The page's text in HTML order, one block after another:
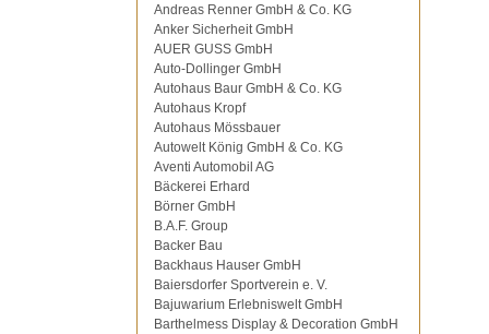
Andreas Renner GmbH & Co. KG
Anker Sicherheit GmbH
AUER GUSS GmbH
Auto-Dollinger GmbH
Autohaus Baur GmbH & Co. KG
Autohaus Kropf
Autohaus Mössbauer
Autowelt König GmbH & Co. KG
Aventi Automobil AG
Bäckerei Erhard
Börner GmbH
B.A.F. Group
Backer Bau
Backhaus Hauser GmbH
Baiersdorfer Sportverein e. V.
Bajuwarium Erlebniswelt GmbH
Barthelmess Display & Decoration GmbH